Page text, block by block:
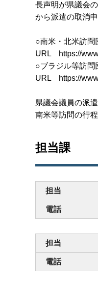
長声明が県議会
から派遣の取消
○南米・北米訪問
URL https://
○ブラジル等訪問
URL https://
県議会議員の派
南米等訪問の行
担当課
担当
電話
担当
電話